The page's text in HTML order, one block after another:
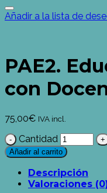
Añadir a la lista de
PAE2.
con
75,00€ IVA incl.
Cantidad
Añadir al carrito
Descripción
Valoraciones